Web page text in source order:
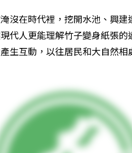
沒在時代裡，挖開水池、興
代人更能理解竹子變身紙張
生互動，以往居民和大自然